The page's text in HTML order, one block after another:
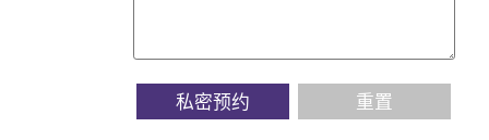
私密预约 重置